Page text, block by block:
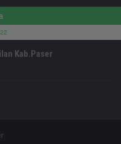
Kab.Paser